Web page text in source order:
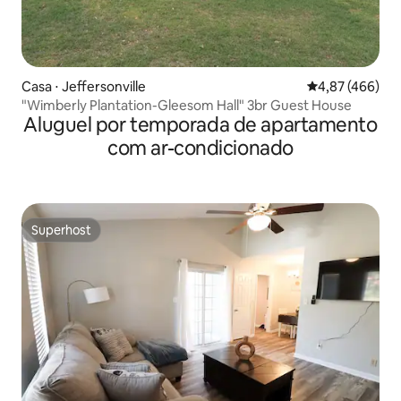
Casa ⋅ Jeffersonville 4,87 de uma
4,87 (466)
"Wimberly Plantation-Gleesom Hall" 3br Guest House
Aluguel por temporada de apartamento
com ar-condicionado
Superhost
Superhost